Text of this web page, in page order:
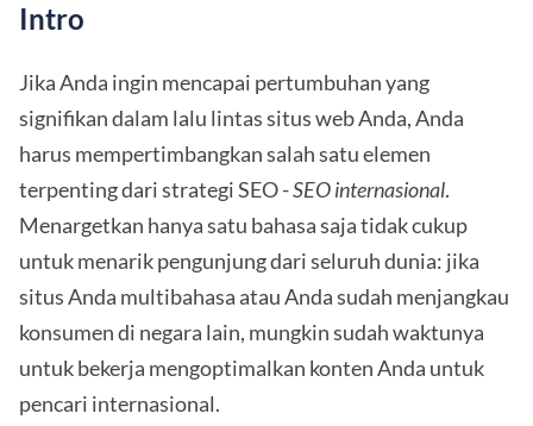
Intro
Jika Anda ingin mencapai pertumbuhan yang
signifikan dalam lalu lintas situs web Anda, Anda
harus mempertimbangkan salah satu elemen
terpenting dari strategi SEO -SEO internasional.
Menargetkan hanya satu bahasa saja tidak cukup
untuk menarik pengunjung dari seluruh dunia: jika
situs Anda multibahasa atau Anda sudah menjangkau
konsumen di negara lain, mungkin sudah waktunya
untuk bekerja mengoptimalkan konten Anda untuk
pencari internasional.